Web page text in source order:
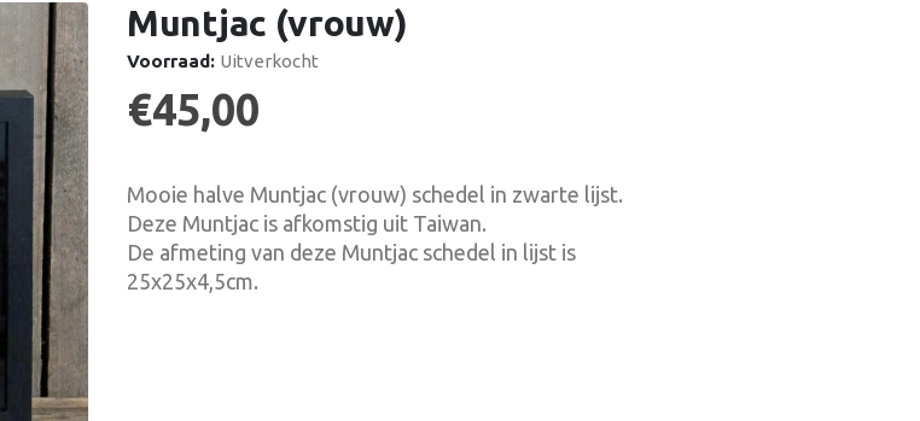
Muntjac (vrouw)
Voorraad: Uitverkocht
€45,00
Mooie halve Muntjac (vrouw) schedel in zwarte lijst.
Deze Muntjac is afkomstig uit Taiwan.
De afmeting van deze Muntjac schedel in lijst is
25x25x4,5cm.